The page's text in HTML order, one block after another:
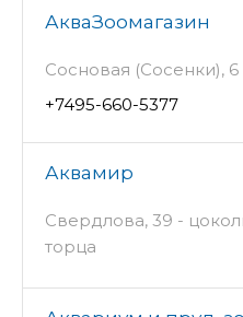
АкваЗоомагазин
Сосновая (Сосенки),
+7495-660-5377
Аквамир
Свердлова, 39 -
торца